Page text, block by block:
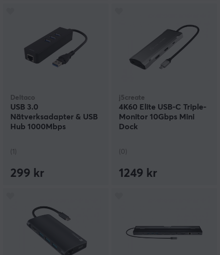
Deltaco
USB 3.0
Nätverksadapter & USB
Hub 1000Mbps
(1)
299 kr
j5create
4K60 Elite USB-C Triple-
Monitor 10Gbps Mini
Dock
(0)
1249 kr